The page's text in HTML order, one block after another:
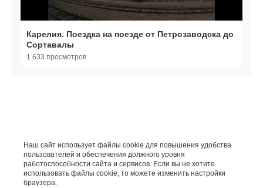
Карелия. Поездка на поезде от Петрозаводска до
Сортавалы
1 633 просмотров
Наш сайт использует файлы cookie для повышения удобства
пользователей и обеспечения должного уровня
работоспособности сайта и сервисов. Если вы не хотите
использовать файлы cookie, то можете изменить настройки
браузера.